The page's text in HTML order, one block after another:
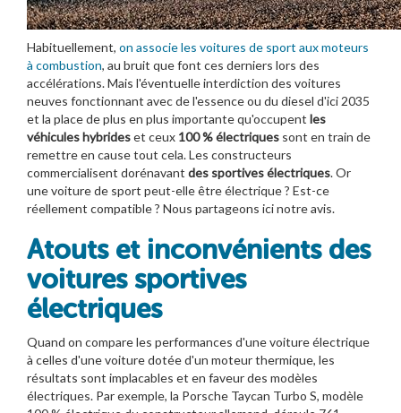
Habituellement, on associe les voitures de sport aux moteurs
à combustion, au bruit que font ces derniers lors des
accélérations. Mais l'éventuelle interdiction des voitures
neuves fonctionnant avec de l'essence ou du diesel d'ici 2035
et la place de plus en plus importante qu'occupent les
véhicules hybrideset ceux 100 % électriques sont en train de
remettre en cause tout cela. Les constructeurs
commercialisent dorénavant des sportives électriques. Or
une voiture de sport peut-elle être électrique ? Est-ce
réellement compatible ? Nous partageons ici notre avis.
Atouts et inconvénients des
voitures sportives
électriques
Quand on compare les performances d'une voiture électrique
à celles d'une voiture dotée d'un moteur thermique, les
résultats sont implacables et en faveur des modèles
électriques. Par exemple, la Porsche Taycan Turbo S, modèle